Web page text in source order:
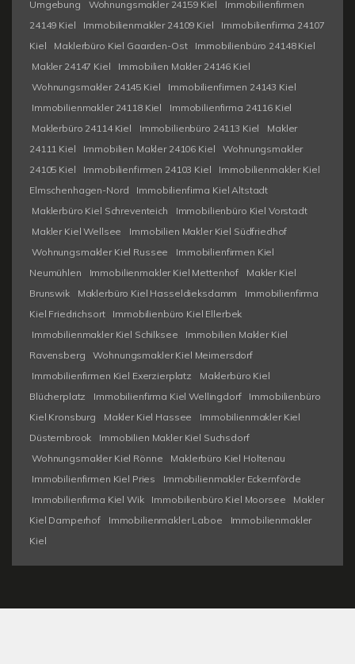
Umgebung Wohnungsmakler 24159 Kiel
Immobilienfirmen
24149 Kiel
Immobilienmakler 24109 Kiel
Immobilienfirma 24107
Kiel
Maklerbüro Kiel Gaarden-Ost
Immobilienbüro 24148 Kiel
Makler 24147 Kiel
Immobilien Makler 24146 Kiel
Wohnungsmakler 24145 Kiel
Immobilienfirmen 24143 Kiel
Immobilienmakler 24118 Kiel
Immobilienfirma 24116 Kiel
Maklerbüro 24114 Kiel
Immobilienbüro 24113 Kiel
Makler
24111 Kiel
Immobilien Makler 24106 Kiel
Wohnungsmakler
24105 Kiel
Immobilienfirmen 24103 Kiel
Immobilienmakler Kiel
Elmschenhagen-Nord
Immobilienfirma Kiel Altstadt
Maklerbüro Kiel Schreventeich
Immobilienbüro Kiel Vorstadt
Makler Kiel Wellsee
Immobilien Makler Kiel Südfriedhof
Wohnungsmakler Kiel Russee
Immobilienfirmen Kiel
Neumühlen
Immobilienmakler Kiel Mettenhof
Makler Kiel
Brunswik
Maklerbüro Kiel Hasseldieksdamm
Immobilienfirma
Kiel Friedrichsort
Immobilienbüro Kiel Ellerbek
Immobilienmakler Kiel Schilksee
Immobilien Makler Kiel
Ravensberg
Wohnungsmakler Kiel Meimersdorf
Immobilienfirmen Kiel Exerzierplatz
Maklerbüro Kiel
Blücherplatz
Immobilienfirma Kiel Wellingdorf
Immobilienbüro
Kiel Kronsburg
Makler Kiel Hassee
Immobilienmakler Kiel
Düsternbrook
Immobilien Makler Kiel Suchsdorf
Wohnungsmakler Kiel Rönne
Maklerbüro Kiel Holtenau
Immobilienfirmen Kiel Pries
Immobilienmakler Eckernförde
Immobilienfirma Kiel Wik
Immobilienbüro Kiel Moorsee
Makler
Kiel Damperhof
Immobilienmakler Laboe
Immobilienmakler
Kiel